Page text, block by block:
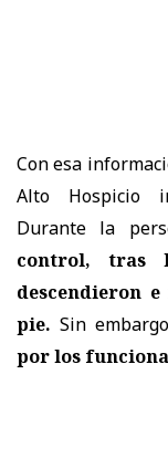
Con esa
Alto Hospicio
Durante la
control, tras
descendieron
pie. Sin
por los